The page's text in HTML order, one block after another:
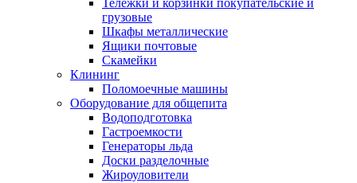
Тележки и корзинки покупательские и
грузовые
Шкафы металлические
Ящики почтовые
Скамейки
Клининг
Поломоечные машины
Оборудование для общепита
Водоподготовка
Гастроемкости
Генераторы льда
Доски разделочные
Жироуловители